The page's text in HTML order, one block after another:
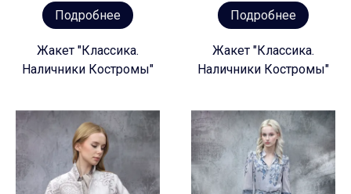
Подробнее
Жакет "Классика.
Наличники Костромы"
Подробнее
Жакет "Классика.
Наличники Костромы"